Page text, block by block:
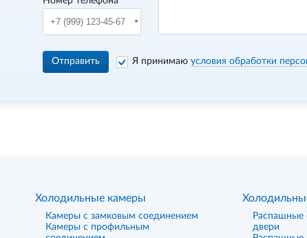
Отправить Я принимаю условия обработки
Холодильные камеры
Камеры с замковым соединением
Камеры с профильным
Распашные
двери